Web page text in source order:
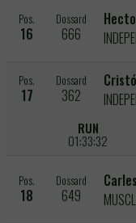
Pos.
16
Dossard
666
Pos.
17
Dossard
362
RUN
01:33:32
Pos.
18
Dossard
649